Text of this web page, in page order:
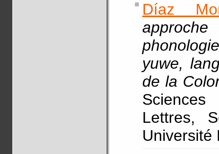
Díaz
yuwe,
de la
Lettres,
Université